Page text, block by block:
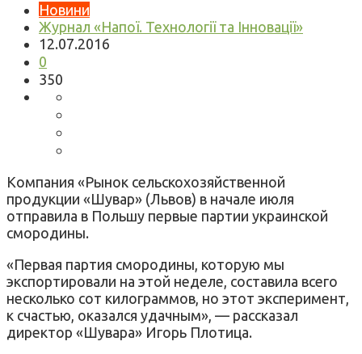
Новини
Журнал «Напої. Технології та Інновації»
12.07.2016
0
350
Компания «Рынок сельскохозяйственной
продукции «Шувар» (Львов) в начале июля
отправила в Польшу первые партии украинской
смородины.
«Первая партия смородины, которую мы
экспортировали на этой неделе, составила всего
несколько сот килограммов, но этот эксперимент,
к счастью, оказался удачным», — рассказал
директор «Шувара» Игорь Плотица.